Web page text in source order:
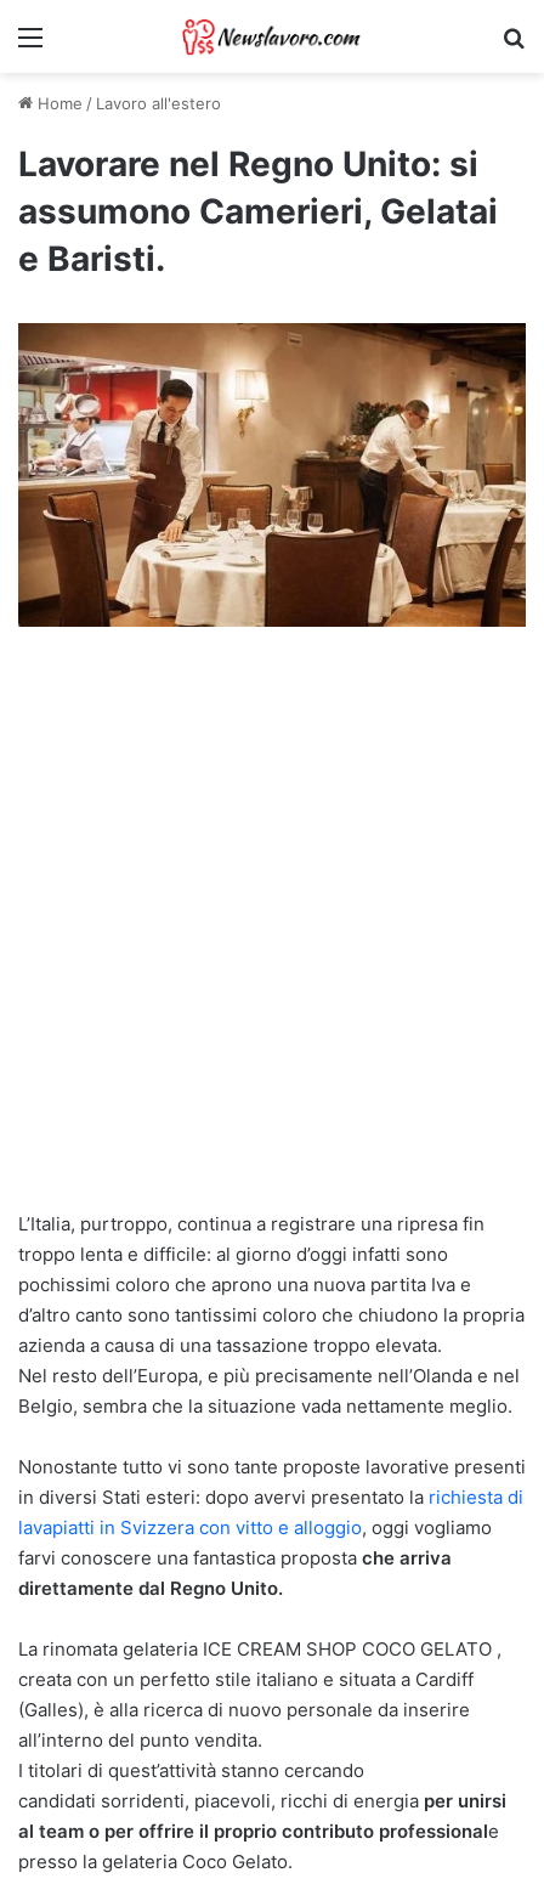
Menu
Home / Lavoro all'estero
Lavorare nel Regno Unito: si
assumono Camerieri, Gelatai
e Baristi.
L’Italia, purtroppo, continua a registrare una ripresa fin
troppo lenta e difficile: al giorno d’oggi infatti sono
pochissimi coloro che aprono una nuova partita Iva e
d’altro canto sono tantissimi coloro che chiudono la propria
azienda a causa di una tassazione troppo elevata.
Nel resto dell’Europa, e più precisamente nell’Olanda e nel
Belgio, sembra che la situazione vada nettamente meglio.
Nonostante tutto vi sono tante proposte lavorative presenti
in diversi Stati esteri: dopo avervi presentato la richiesta di
lavapiatti in Svizzera con vitto e alloggio, oggi vogliamo
farvi conoscere una fantastica proposta che arriva
direttamente dal Regno Unito.
La rinomata gelateria ICE CREAM SHOP COCO GELATO ,
creata con un perfetto stile italiano e situata a Cardiff
(Galles), è alla ricerca di nuovo personale da inserire
all’interno del punto vendita.
I titolari di quest’attività stanno cercando
candidati sorridenti, piacevoli, ricchi di energia per unirsi
al team o per offrire il proprio contributo professionale
presso la gelateria Coco Gelato.